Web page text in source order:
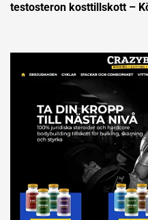
testosteron kosttillskott –